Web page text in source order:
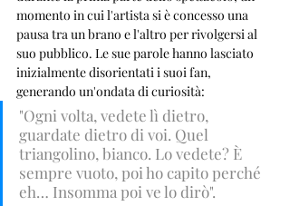
momento in cui l'artista si è concesso una
pausa tra un brano e l'altro per rivolgersi al
suo pubblico. Le sue parole hanno lasciato
inizialmente disorientati i suoi fan,
generando un'ondata di curiosità:
"Ogni volta, vedete lì dietro,
guardate dietro di voi. Quel
triangolino, bianco. Lo vedete? È
sempre vuoto, poi ho capito perché
eh… Insomma poi ve lo dirò".